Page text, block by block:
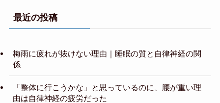
最近の投稿
梅雨に疲れが抜けない理由｜睡眠の質と自律神経の関
係
「整体に行こうかな」と思っているのに、腰が重い理
由は自律神経の疲労だった